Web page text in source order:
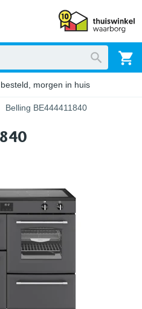
morgen in huis
Belling BE444411840